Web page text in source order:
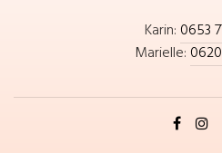
Karin: 0653
Marielle: